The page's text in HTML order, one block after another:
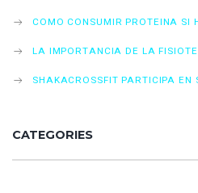
COMO CONSUMIR PROTEINA SI
LA IMPORTANCIA DE LA
SHAKACROSSFIT PARTICIPA EN
CATEGORIES